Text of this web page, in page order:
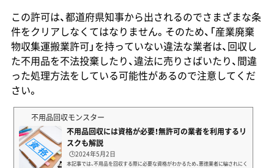
この許可は、都道府県知事から出されるのでさまざまな条
件をクリアしなくてはなりません。そのため、「産業廃棄
物収集運搬業許可」を持っていない違法な業者は、回収し
た不用品を不法投棄したり、違法に売りさばいたり、間違
った処理方法をしている可能性があるので注意してくだ
さい。
不用品回収モンスター
不用品回収には資格が必要！無許可の業者を利用するリ
スクも解説
🕒️2024年5月2日
本記事では、不用品を回収する際に必要な資格がわかるため、悪徳業者に騙されにく